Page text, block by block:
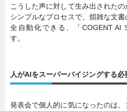
こうした声に対して生み出された
シンプルなプロセスで、煩雑な文
全自動化できる、「COGENT AI
す。
人がAIをスーパーバイジングする必
発表会で個人的に気になったのは